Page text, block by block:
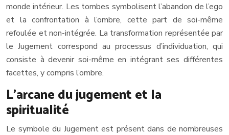
monde intérieur. Les tombes symbolisent l’abandon de l’ego
et la confrontation à l’ombre, cette part de soi-même
refoulée et non-intégrée. La transformation représentée par
le Jugement correspond au processus d’individuation, qui
consiste à devenir soi-même en intégrant ses différentes
facettes, y compris l’ombre.
L’arcane du jugement et la
spiritualité
Le symbole du Jugement est présent dans de nombreuses